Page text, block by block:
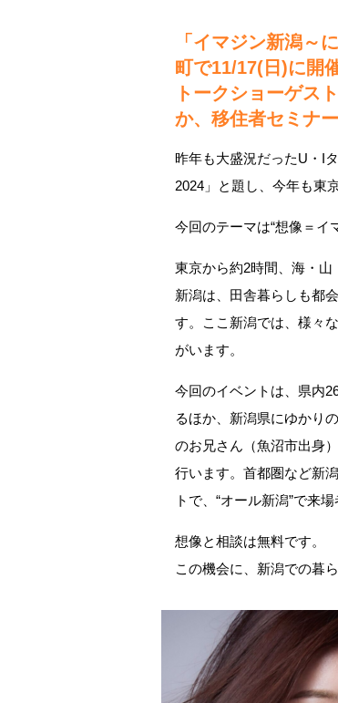
「イマジン新潟～
町で11/17(日)に開催
トークショーゲス
か、移住者セミナ
昨年も大盛況だったU・I
2024」と題し、今年も東
今回のテーマは“想像＝イ
東京から約2時間、海・
新潟は、田舎暮らしも都
す。ここ新潟では、様々
がいます。
今回のイベントは、県内
るほか、新潟県にゆかり
のお兄さん（魚沼市出身
行います。首都圏など新
トで、“オール新潟”で来
想像と相談は無料です。
この機会に、新潟での暮